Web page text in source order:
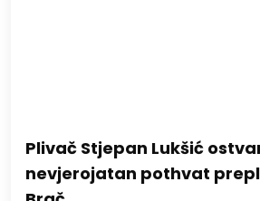
Plivač Stjepan Lukšić
nevjerojatan pothvat